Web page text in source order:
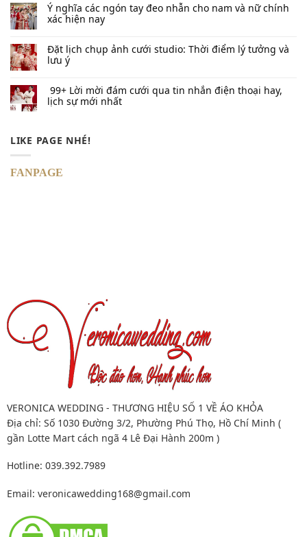
Ý nghĩa các ngón tay đeo nhẫn cho nam và nữ chính
xác hiện nay
Đặt lịch chụp ảnh cưới studio: Thời điểm lý tưởng và
lưu ý
99+ Lời mời đám cưới qua tin nhắn​ điện thoại hay,
lịch sự mới nhất
LIKE PAGE NHÉ!
FANPAGE
VERONICA WEDDING - THƯƠNG HIỆU SỐ 1 VỀ ÁO KHỎA
Địa chỉ: Số 1030 Đường 3/2, Phường Phú Thọ, Hồ Chí Minh (
gần Lotte Mart cách ngã 4 Lê Đại Hành 200m )
Hotline: 039.392.7989
Email: veronicawedding168@gmail.com